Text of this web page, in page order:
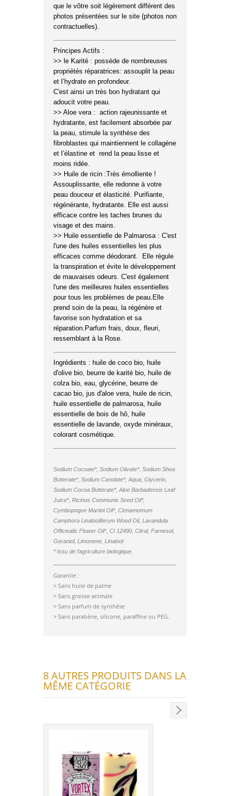
que le vôtre soit légèrement différent des
photos présentées sur le site (photos non
contractuelles).
Principes Actifs :
>> le Karité : possède de nombreuses
propriétés réparatrices: assouplit la peau
et l’hydrate en profondeur.
C'est ainsi un très bon hydratant qui
adoucit votre peau.
>> Aloe vera : action rajeunissante et
hydratante, est facilement absorbée par
la peau, stimule la synthèse des
fibroblastes qui maintiennent le collagène
et l’élastine et rend la peau lisse et
moins ridée.
>> Huile de ricin :Très émolliente !
Assouplissante, elle redonne à votre
peau douceur et élasticité. Purifiante,
régénérante, hydratante. Elle est aussi
efficace contre les taches brunes du
visage et des mains.
>> Huile essentielle de Palmarosa : C'est
l'une des huiles essentielles les plus
efficaces comme déodorant. Elle régule
la transpiration et évite le développement
de mauvaises odeurs. C'est également
l'une des meilleures huiles essentielles
pour tous les problèmes de peau.Elle
prend soin de la peau, la régénère et
favorise son hydratation et sa
réparation.Parfum frais, doux, fleuri,
ressemblant à la Rose.
Ingrédients : huile de coco bio, huile
d'olive bio, beurre de karité bio, huile de
colza bio, eau, glycérine, beurre de
cacao bio, jus d'aloe vera, huile de ricin,
huile essentielle de palmarosa, huile
essentielle de bois de hô, huile
essentielle de lavande, oxyde minéraux,
colorant cosmétique.
Sodium Cocoate*, Sodium Olivate*, Sodium Shea
Butterate*, Sodium Canolate*, Aqua, Glycerin,
Sodium Cocoa Butterate*, Aloe Barbadensis Leaf
Juice*, Ricinus Communis Seed Oil*,
Cymbopogon Martini Oil*, Cinnamomum
Camphora Linalooliferum Wood Oil, Lavandula
Officinalis Flower Oil*, CI 12490, Citral, Farnesol,
Geraniol, Limonene, Linalool
* Issu de l’agriculture biologique.
Garantie :
> Sans huile de palme
> Sans graisse animale
> Sans parfum de synthèse
> Sans parabène, silicone, paraffine ou PEG.
8 AUTRES PRODUITS DANS LA
MÊME CATÉGORIE